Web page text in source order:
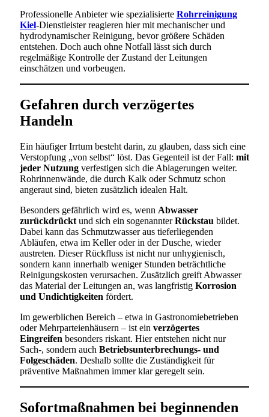
Professionelle Anbieter wie spezialisierte Rohrreinigung
Kiel-Dienstleister reagieren hier mit mechanischer und
hydrodynamischer Reinigung, bevor größere Schäden
entstehen. Doch auch ohne Notfall lässt sich durch
regelmäßige Kontrolle der Zustand der Leitungen
einschätzen und vorbeugen.
Gefahren durch verzögertes
Handeln
Ein häufiger Irrtum besteht darin, zu glauben, dass sich eine
Verstopfung „von selbst“ löst. Das Gegenteil ist der Fall: mit
jeder Nutzung verfestigen sich die Ablagerungen weiter.
Rohrinnenwände, die durch Kalk oder Schmutz schon
angeraut sind, bieten zusätzlich idealen Halt.
Besonders gefährlich wird es, wenn Abwasser
zurückdrückt und sich ein sogenannterRückstau bildet.
Dabei kann das Schmutzwasser aus tieferliegenden
Abläufen, etwa im Keller oder in der Dusche, wieder
austreten. Dieser Rückfluss ist nicht nur unhygienisch,
sondern kann innerhalb weniger Stunden beträchtliche
Reinigungskosten verursachen. Zusätzlich greift Abwasser
das Material der Leitungen an, was langfristig Korrosion
und Undichtigkeiten fördert.
Im gewerblichen Bereich – etwa in Gastronomiebetrieben
oder Mehrparteienhäusern – ist ein verzögertes
Eingreifen besonders riskant. Hier entstehen nicht nur
Sach-, sondern auch Betriebsunterbrechungs- und
Folgeschäden. Deshalb sollte die Zuständigkeit für
präventive Maßnahmen immer klar geregelt sein.
Sofortmaßnahmen bei beginnenden